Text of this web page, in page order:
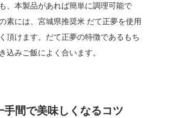
、本製品があれば簡単に調理可能で
素には、宮城県推奨米 だて正夢を使用
頂けます。だて正夢の特徴であるもち
込みご飯によく合います。
手間で美味しくなるコツ